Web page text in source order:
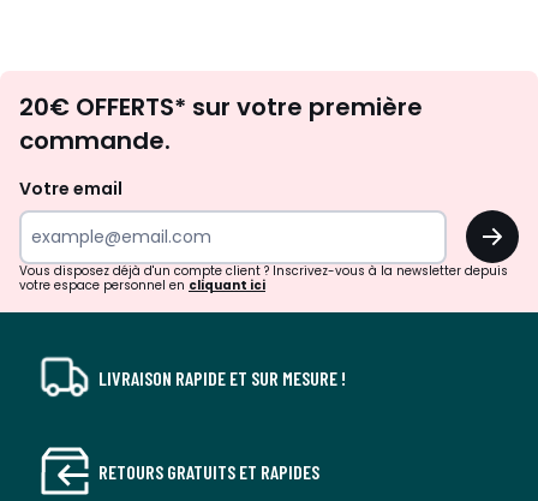
d'inspirations
surprises?
20€ OFFERTS* sur votre première
commande.
Votre email
OK
Vous disposez déjà d'un compte client ? Inscrivez-vous à la newsletter depuis
votre espace personnel en cliquant ici
LIVRAISON RAPIDE ET SUR MESURE !
RETOURS GRATUITS ET RAPIDES